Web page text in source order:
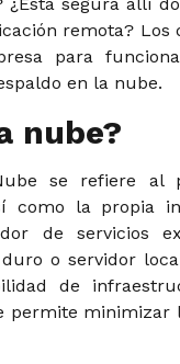
remota?
para
en la nube.
nube?
se refiere al
como la propia
de servicios
o servidor
de
permite